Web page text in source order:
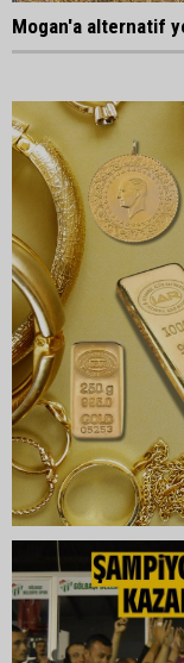
Mogan'a alternatif